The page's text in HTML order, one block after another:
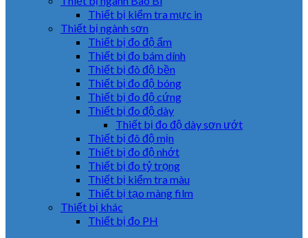
Thiết bị kiểm tra mực in
Thiết bị ngành sơn
Thiết bị đo độ ẩm
Thiết bị đo bám dính
Thiết bị đô độ bền
Thiết bị đo độ bóng
Thiết bị đo độ cứng
Thiết bị đo độ dày
Thiết bị đo độ dày sơn ướt
Thiết bị đô độ mịn
Thiết bị đo độ nhớt
Thiết bị đo tỷ trọng
Thiết bị kiểm tra màu
Thiết bị tạo màng film
Thiết bị khác
Thiết bị đo PH